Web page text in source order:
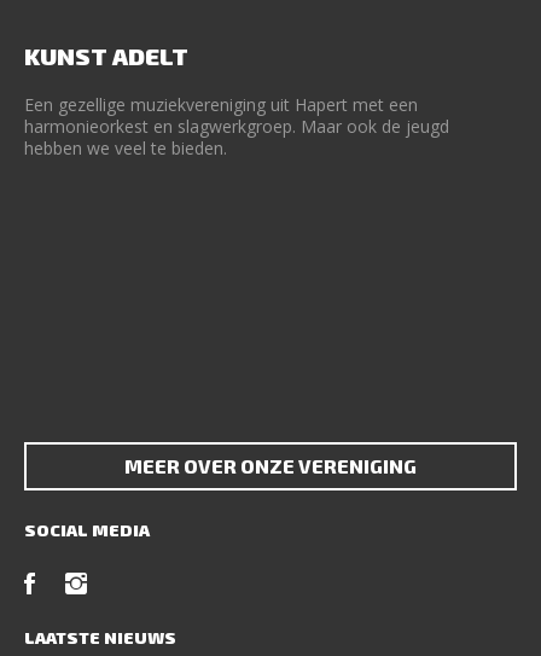
KUNST ADELT
Een gezellige muziekvereniging uit Hapert met een
harmonieorkest en slagwerkgroep. Maar ook de jeugd
hebben we veel te bieden.
MEER OVER ONZE VERENIGING
SOCIAL MEDIA
LAATSTE NIEUWS